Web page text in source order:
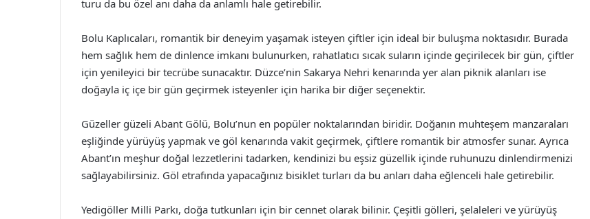
turu da bu özel anı daha da anlamlı hale getirebilir.
Bolu Kaplıcaları, romantik bir deneyim yaşamak isteyen çiftler için ideal bir buluşma noktasıdır. Burada
hem sağlık hem de dinlence imkanı bulunurken, rahatlatıcı sıcak suların içinde geçirilecek bir gün, çiftler
için yenileyici bir tecrübe sunacaktır. Düzce’nin Sakarya Nehri kenarında yer alan piknik alanları ise
doğayla iç içe bir gün geçirmek isteyenler için harika bir diğer seçenektir.
Güzeller güzeli Abant Gölü, Bolu’nun en popüler noktalarından biridir. Doğanın muhteşem manzaraları
eşliğinde yürüyüş yapmak ve göl kenarında vakit geçirmek, çiftlere romantik bir atmosfer sunar. Ayrıca
Abant’ın meşhur doğal lezzetlerini tadarken, kendinizi bu eşsiz güzellik içinde ruhunuzu dinlendirmenizi
sağlayabilirsiniz. Göl etrafında yapacağınız bisiklet turları da bu anları daha eğlenceli hale getirebilir.
Yedigöller Milli Parkı, doğa tutkunları için bir cennet olarak bilinir. Çeşitli gölleri, şelaleleri ve yürüyüş